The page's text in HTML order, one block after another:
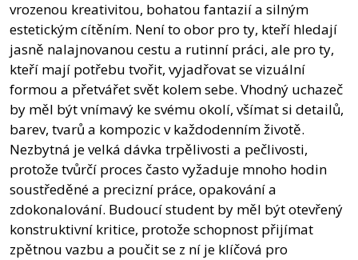
vrozenou kreativitou, bohatou fantazií a silným
estetickým cítěním. Není to obor pro ty, kteří hledají
jasně nalajnovanou cestu a rutinní práci, ale pro ty,
kteří mají potřebu tvořit, vyjadřovat se vizuální
formou a přetvářet svět kolem sebe. Vhodný uchazeč
by měl být vnímavý ke svému okolí, všímat si detailů,
barev, tvarů a kompozic v každodenním životě.
Nezbytná je velká dávka trpělivosti a pečlivosti,
protože tvůrčí proces často vyžaduje mnoho hodin
soustředěné a precizní práce, opakování a
zdokonalování. Budoucí student by měl být otevřený
konstruktivní kritice, protože schopnost přijímat
zpětnou vazbu a poučit se z ní je klíčová pro